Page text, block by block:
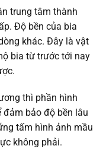
trung tâm thành
Độ bền của bia
khác. Đây là vật
bia từ trước tới nay
thì phần hình
đảm bảo độ bền lâu
tấm hình ảnh mầu
không phải.